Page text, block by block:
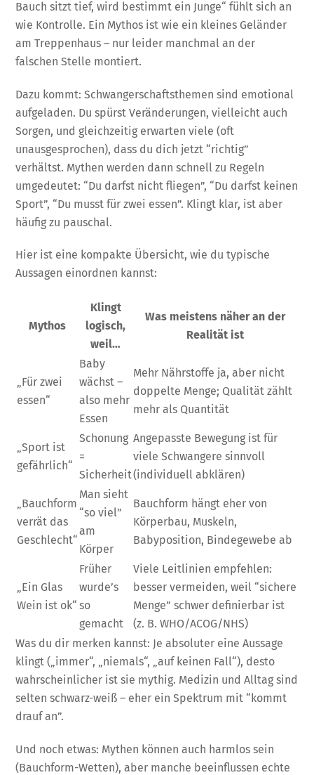
Bauch sitzt tief, wird bestimmt ein Junge“ fühlt sich an
wie Kontrolle. Ein Mythos ist wie ein kleines Geländer
am Treppenhaus – nur leider manchmal an der
falschen Stelle montiert.
Dazu kommt: Schwangerschaftsthemen sind emotional
aufgeladen. Du spürst Veränderungen, vielleicht auch
Sorgen, und gleichzeitig erwarten viele (oft
unausgesprochen), dass du dich jetzt “richtig”
verhältst. Mythen werden dann schnell zu Regeln
umgedeutet: “Du darfst nicht fliegen”, “Du darfst keinen
Sport”, “Du musst für zwei essen”. Klingt klar, ist aber
häufig zu pauschal.
Hier ist eine kompakte Übersicht, wie du typische
Aussagen einordnen kannst:
Mythos
Klingt
logisch,
weil…
Was meistens näher an der
Realität ist
„Für zwei
essen“
Baby
wächst –
also mehr
Essen
Mehr Nährstoffe ja, aber nicht
doppelte Menge; Qualität zählt
mehr als Quantität
„Sport ist
gefährlich“
Schonung
=
Sicherheit
Angepasste Bewegung ist für
viele Schwangere sinnvoll
(individuell abklären)
„Bauchform
verrät das
Geschlecht“
Man sieht
“so viel”
am
Körper
Bauchform hängt eher von
Körperbau, Muskeln,
Babyposition, Bindegewebe ab
„Ein Glas
Wein ist ok“
Früher
wurde’s
so
gemacht
Viele Leitlinien empfehlen:
besser vermeiden, weil “sichere
Menge” schwer definierbar ist
(z. B. WHO/ACOG/NHS)
Was du dir merken kannst: Je absoluter eine Aussage
klingt („immer“, „niemals“, „auf keinen Fall“), desto
wahrscheinlicher ist sie mythig. Medizin und Alltag sind
selten schwarz-weiß – eher ein Spektrum mit “kommt
drauf an”.
Und noch etwas: Mythen können auch harmlos sein
(Bauchform-Wetten), aber manche beeinflussen echte